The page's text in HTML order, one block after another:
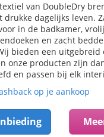
van DoubleDry
dagelijks leven.
in de badkamer,
en zacht
bieden een uitgebreid
onze producten zijn
en passen bij elk
op je aankoop